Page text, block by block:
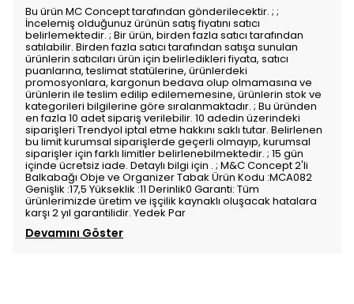
Bu ürün MC Concept tarafından gönderilecektir. ; ;
İncelemiş olduğunuz ürünün satış fiyatını satıcı
belirlemektedir. ; Bir ürün, birden fazla satıcı tarafından
satılabilir. Birden fazla satıcı tarafından satışa sunulan
ürünlerin satıcıları ürün için belirledikleri fiyata, satıcı
puanlarına, teslimat statülerine, ürünlerdeki
promosyonlara, kargonun bedava olup olmamasına ve
ürünlerin ile teslim edilip edilememesine, ürünlerin stok ve
kategorileri bilgilerine göre sıralanmaktadır. ; Bu üründen
en fazla 10 adet sipariş verilebilir. 10 adedin üzerindeki
siparişleri Trendyol iptal etme hakkını saklı tutar. Belirlenen
bu limit kurumsal siparişlerde geçerli olmayıp, kurumsal
siparişler için farklı limitler belirlenebilmektedir. ; 15 gün
içinde ücretsiz iade. Detaylı bilgi için . ; M&C Concept 2'li
Balkabağı Obje ve Organizer Tabak Ürün Kodu :MCA082
Genişlik :17,5 Yükseklik :11 Derinlik0 Garanti: Tüm
ürünlerimizde üretim ve işçilik kaynaklı oluşacak hatalara
karşı 2 yıl garantilidir. Yedek Par
Devamını Göster